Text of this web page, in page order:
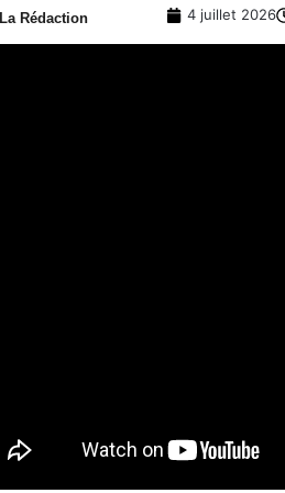
La Rédaction 4 juillet 2026